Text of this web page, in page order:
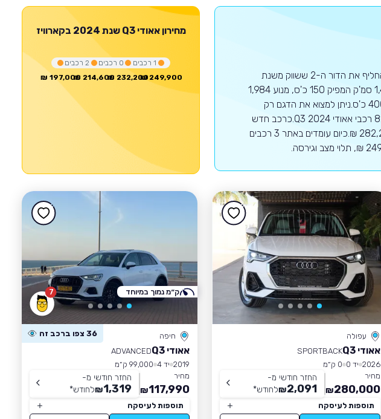
בשנת 2024 הושק הדור ה-2 של אאודי Q3 אשר החליף את הדור ה-2 ששווק משנת
2019.הדור ה-2 שווק ב-3 מנועים שונים, מנוע 1,498 סמ'ק המפיק 150 כ'ס, מנוע 1,984
סמ'ק המפיק 190 כ'ס, מנוע 2,480 סמ'ק המפיק 400 כ'ס.ניתן למצוא את הדגם רק
במרכב פנאי-שטח.נכון להיום נוסעים על הכביש 823 רכבי אאודי Q3 2024.כרכב חדש
בשנת 2024 הרכב נמכר במחירים של החל מ-282,293 ₪.כיום עומדים באתר 3 רכבים
מחירון אאודי Q3 שנת 2024 בקארוויז
197,000 ₪
2רכבים
214,600 ₪
0 רכבים
232,200 ₪
1 רכבים
249,900 ₪
עפולה
אאודי Q3
SPORTBACK
2026 יד 0
0 ק״מ
מחיר
280,000
₪
החזר חודשי מ-
2,091
₪לחודש*
תוספות לעיסקה
7
חיפה 36 צפו ברכב זה
אאודי Q3
ADVANCED
2019 יד 4
99,000 ק״מ
מחיר
117,990
₪
החזר חודשי מ-
1,319
₪לחודש*
תוספות לעיסקה
ק״מ נמוך במיוחד